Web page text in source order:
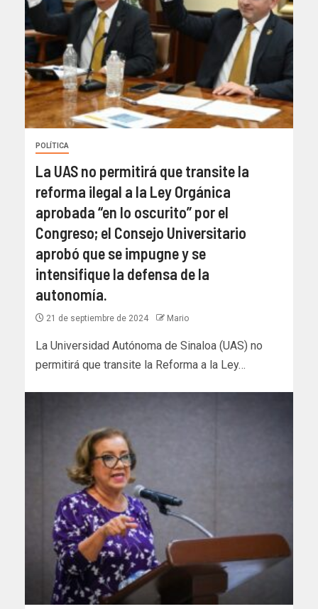
POLÍTICA
La UAS no permitirá que transite la
reforma ilegal a la Ley Orgánica
aprobada “en lo oscurito” por el
Congreso; el Consejo Universitario
aprobó que se impugne y se
intensifique la defensa de la
autonomía.
21 de septiembre de 2024 Mario
La Universidad Autónoma de Sinaloa (UAS) no
permitirá que transite la Reforma a la Ley…